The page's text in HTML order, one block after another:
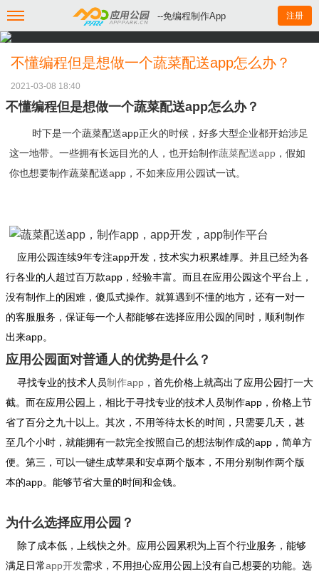
--免编程制作App 注册
不懂编程但是想做一个蔬菜配送app怎么办？
2021-03-08 18:40
不懂编程但是想做一个蔬菜配送app怎么办？
时下是一个蔬菜配送app正火的时候，好多大型企业都开始涉足
这一地带。一些拥有长远目光的人，也开始制作蔬菜配送app ，假如
你也想要制作蔬菜配送app，不如来应用公园试一试。
应用公园连续9年专注app开发，技术实力积累雄厚。并且已经为各
行各业的人超过百万款app，经验丰富。而且在应用公园这个平台上，
没有制作上的困难，傻瓜式操作。就算遇到不懂的地方，还有一对一
的客服服务，保证每一个人都能够在选择应用公园的同时，顺利制作
出来app。
应用公园面对普通人的优势是什么？
寻找专业的技术人员制作app ，首先价格上就高出了应用公园打一大
截。而在应用公园上，相比于寻找专业的技术人员制作app，价格上节
省了百分之九十以上。其次，不用等待太长的时间，只需要几天，甚
至几个小时，就能拥有一款完全按照自己的想法制作成的app，简单方
便。第三，可以一键生成苹果和安卓两个版本，不用分别制作两个版
本的app。能够节省大量的时间和金钱。
为什么选择应用公园？
除了成本低，上线快之外。应用公园累积为上百个行业服务，能够
满足日常app开发需求，不用担心应用公园上没有自己想要的功能。选